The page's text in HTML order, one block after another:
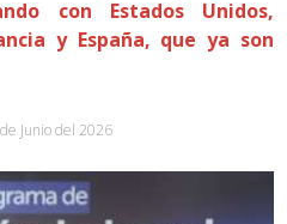
con Estados Unidos,
y España, que ya son
Junio del 2026